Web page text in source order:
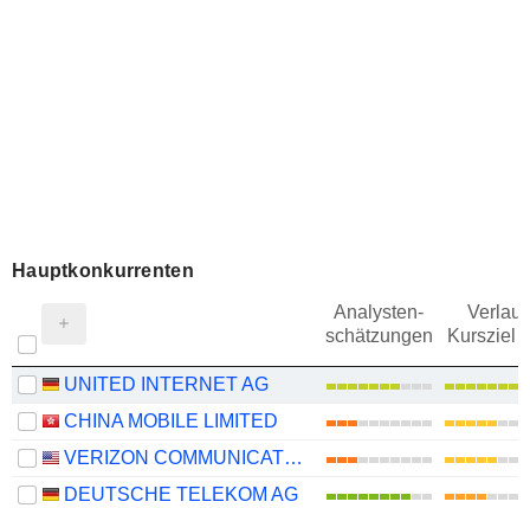
Hauptkonkurrenten
Analysten-
schätzungen
Verlauf
Kursziel
UNITED INTERNET AG
CHINA MOBILE LIMITED
VERIZON COMMUNICATIONS, INC.
DEUTSCHE TELEKOM AG